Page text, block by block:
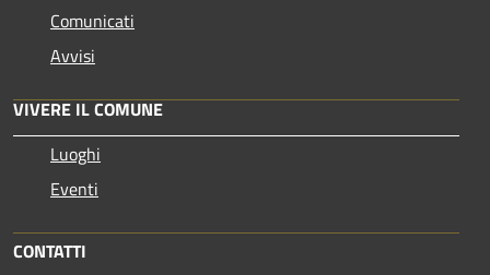
Comunicati
Avvisi
VIVERE IL COMUNE
Luoghi
Eventi
CONTATTI